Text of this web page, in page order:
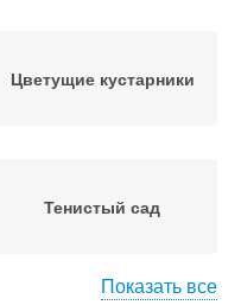
Цветущие кустарники
Тенистый сад
Показать все